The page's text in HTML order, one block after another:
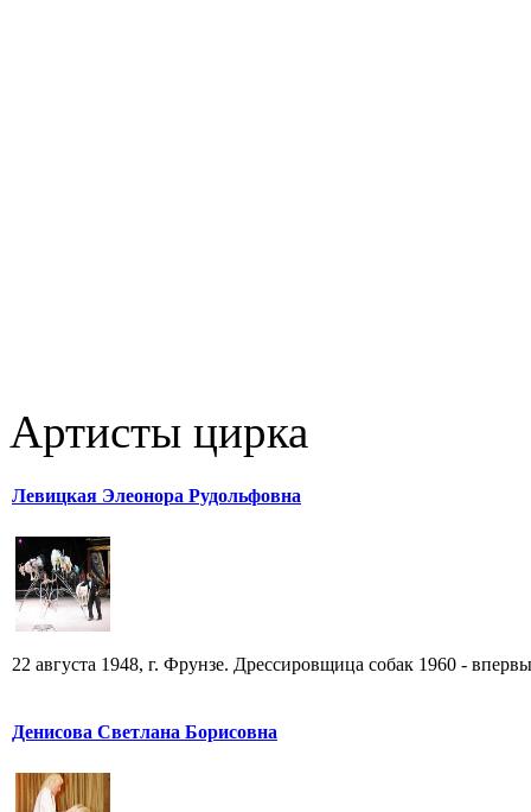
Артисты цирка
Левицкая Элеонора Рудольфовна
22 августа 1948, г. Фрунзе. Дрессировщица собак 1960 -
Денисова Светлана Борисовна